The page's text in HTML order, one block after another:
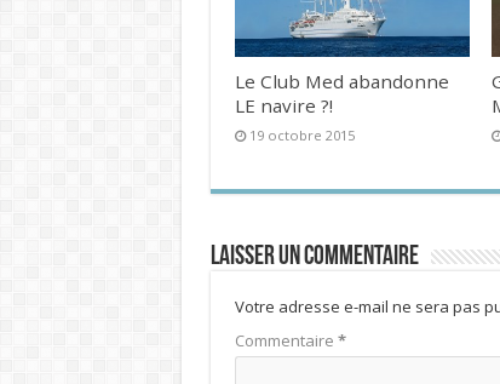
Le Club Med abandonne
LE navire ?!
19 octobre 2015
Laisser un commentaire
Votre adresse e-mail ne sera pas
Commentaire *